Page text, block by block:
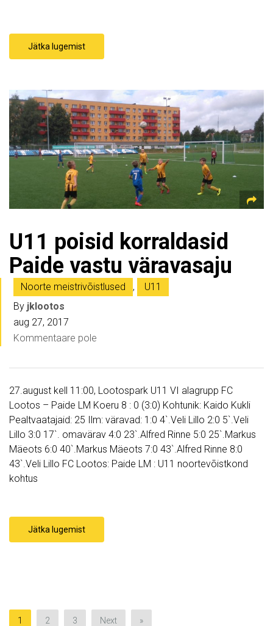
Jätka lugemist
U11 poisid korraldasid
Paide vastu väravasaju
Noorte meistrivõistlused ,
U11
By jklootos
aug 27, 2017
Kommentaare pole
27.august kell 11:00, Lootospark U11 VI alagrupp FC
Lootos – Paide LM Koeru 8 : 0 (3:0) Kohtunik: Kaido Kukli
Pealtvaatajaid: 25 Ilm: väravad: 1:0 4`.Veli Lillo 2:0 5`.Veli
Lillo 3:0 17`. omavärav 4:0 23`.Alfred Rinne 5:0 25`.Markus
Mäeots 6:0 40`.Markus Mäeots 7:0 43`.Alfred Rinne 8:0
43`.Veli Lillo FC Lootos: Paide LM : U11 noortevõistkond
kohtus
Jätka lugemist
1 2 3 Next »